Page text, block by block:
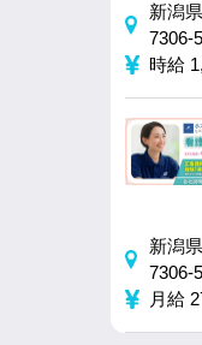
新潟
7306-5
時給
新潟
7306-5
月給